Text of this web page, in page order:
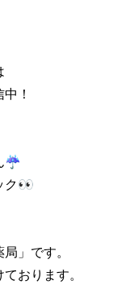
！
☔
ク👀
」です。
おります。